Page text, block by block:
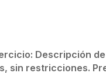
Descripción
sin restricciones.